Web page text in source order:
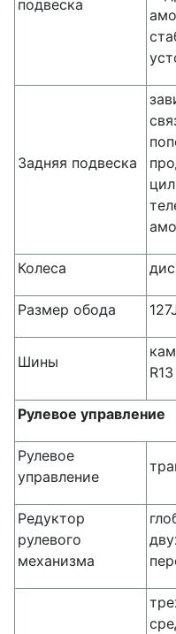
подвеска
Задняя подвеска
Колеса
Размер обода
Шины
Рулевое управление
Рулевое
управление
Редуктор
рулевого
механизма